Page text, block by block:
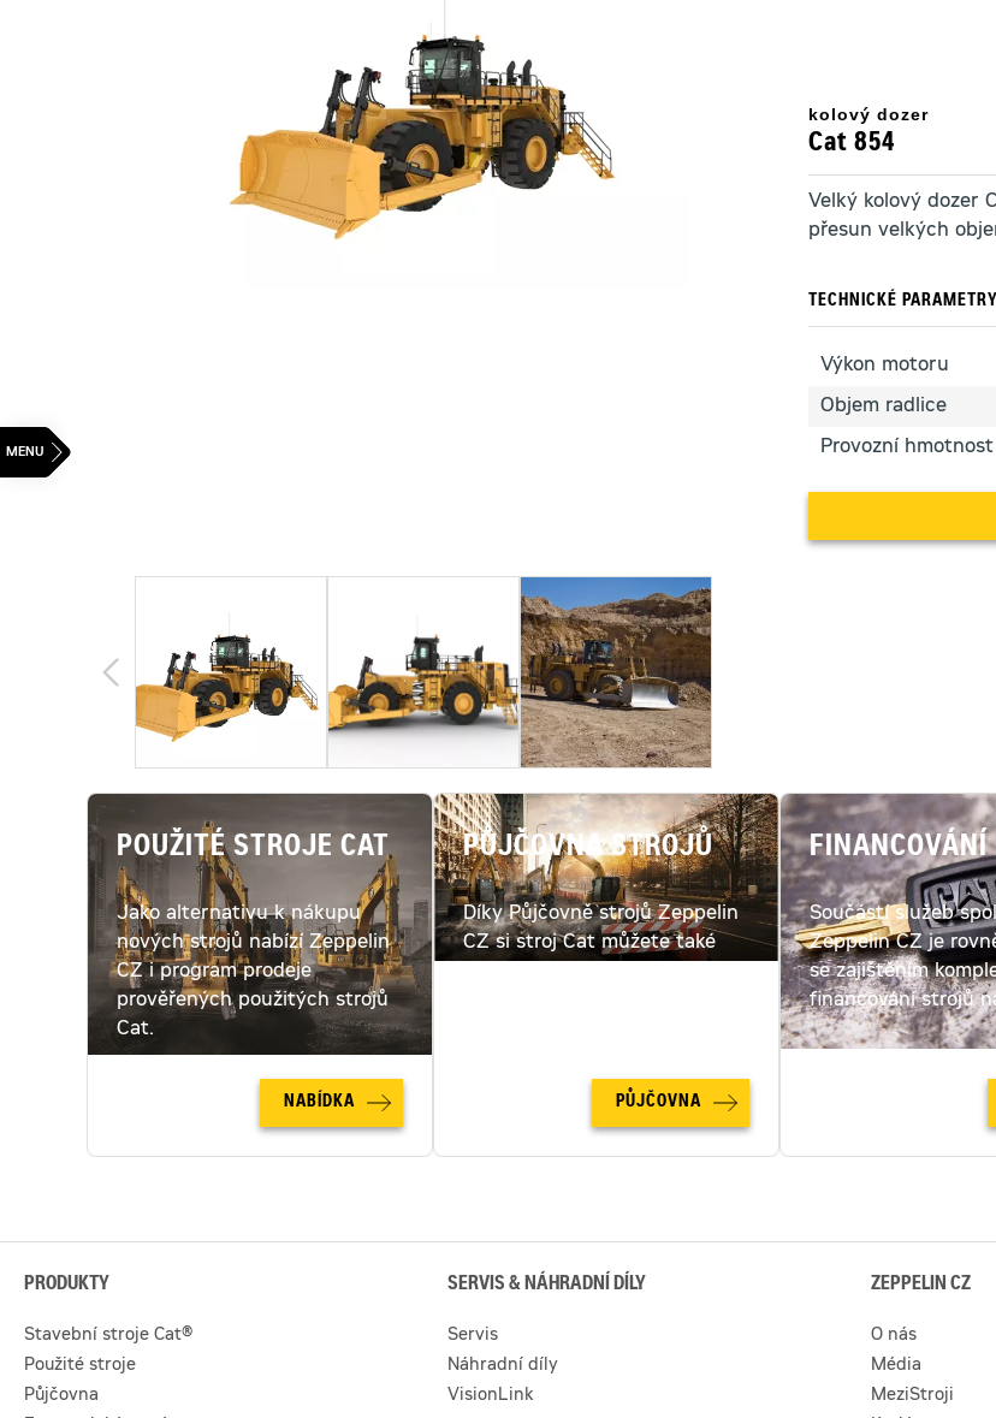
kolový dozer
Cat 854
Velký kolový dozer
přesun velkých
TECHNICKÉ PARAMETRY
Výkon motoru
Objem radlice
Provozní hmotnost
POUŽITÉ STROJE CAT
Jako alternativu k nákupu
nových strojů nabízí Zeppelin
CZ i program prodeje
prověřených použitých strojů
Cat.
NABÍDKA
PŮJČOVNA STROJŮ
Díky Půjčovně strojů Zeppelin
CZ si stroj Cat můžete také
PŮJČOVNA
FINANCOVÁNÍ
Součástí služeb
Zeppelin CZ je
se zajištěním
financování strojů
PRODUKTY
Stavební stroje Cat®
Použité stroje
Půjčovna
SERVIS & NÁHRADNÍ DÍLY
Servis
Náhradní díly
VisionLink
ZEPPELIN CZ
O nás
Média
MeziStroji